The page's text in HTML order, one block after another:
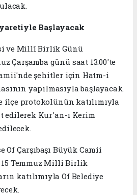
Başlayacak
ve Millî Birlik Günü
Çarşamba günü saat 13.00'te
şehitler için Hatm-i
yapılmasıyla başlayacak.
ilçe protokolünün katılımıyla
Kur'an-ı Kerim
Of Çarşıbaşı Büyük Camii
Temmuz Millî Birlik
katılımıyla Of Belediye